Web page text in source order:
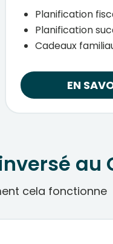
Planification
Planification
Cadeaux
EN
au
cela fonctionne